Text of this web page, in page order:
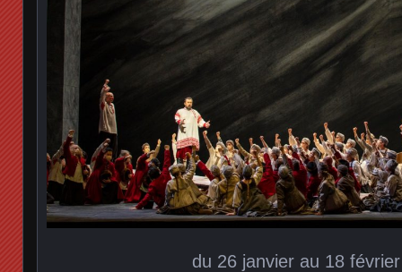
du 26 janvier au 18